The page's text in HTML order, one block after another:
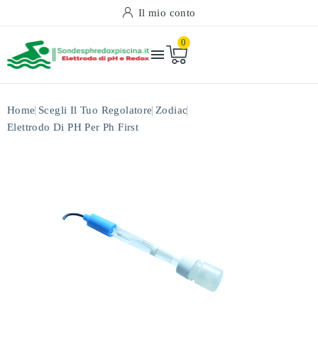
Il mio conto

0
Home Scegli Il Tuo Regolatore Zodiac
Elettrodo Di PH Per Ph First